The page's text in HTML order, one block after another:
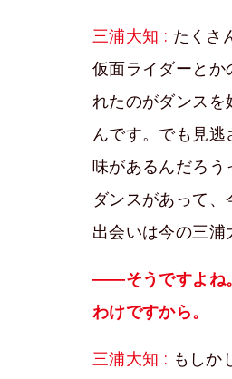
三浦大知 : たくさ
仮面ライダーとか
れたのがダンスを
んです。でも見
味があるんだろ
ダンスがあって
出会いは今の三浦
――そうですよね
わけですから。
三浦大知 : もしか